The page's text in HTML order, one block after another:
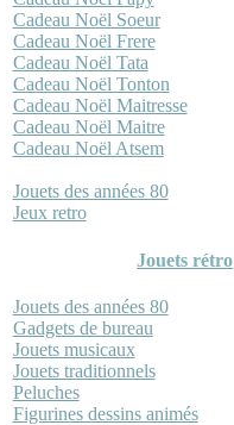
Cadeau Noël Soeur
Cadeau Noël Frere
Cadeau Noël Tata
Cadeau Noël Tonton
Cadeau Noël Maitresse
Cadeau Noël Maitre
Cadeau Noël Atsem
Jouets des années 80
Jeux retro
Jouets rétro
Jouets des années 80
Gadgets de bureau
Jouets musicaux
Jouets traditionnels
Peluches
Figurines dessins animés